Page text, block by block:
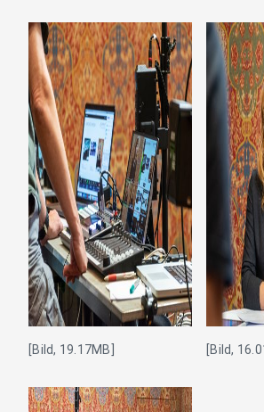
[Bild, 19.17MB] [Bild,